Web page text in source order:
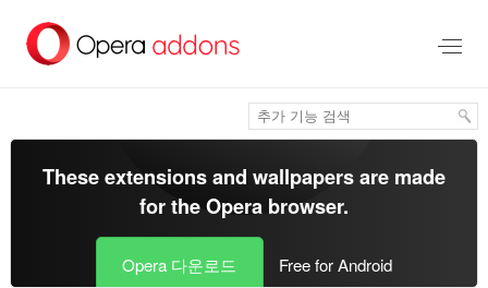
건
These extensions and wallpapers are made
for theOpera browser.
Opera 다운로드 Free for Android